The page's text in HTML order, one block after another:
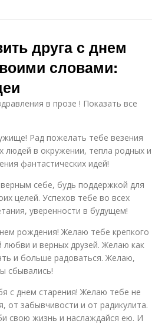
друга с днем
словами:
в прозе ! Показать все
Рад пожелать тебе везения
людей в окружении, тепла родных и
фантастических идей!
себе, будь поддержкой для
целей. Успехов тебе во всех
уверенности в будущем!
рождения! Желаю тебе крепкого
и верных друзей. Желаю как
и больше радоваться. Желаю,
сбывались!
с днем старения! Желаю тебе не
от забывчивости и от радикулита.
свою жизнь и наслаждайся ею. И